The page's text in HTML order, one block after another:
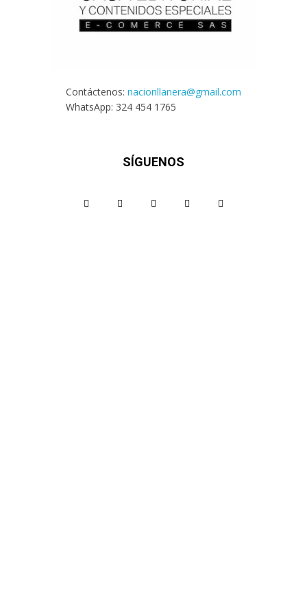
Contáctenos: nacionllanera@gmail.com
WhatsApp: 324 454 1765
SÍGUENOS